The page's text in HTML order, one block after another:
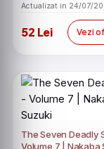
Actualizat in 24/07/
52 Lei Vezi
The Seven Deadly
Volume 7 | Nakaba